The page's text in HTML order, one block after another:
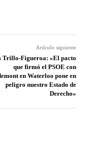
Artículo siguiente
Trillo-Figueroa: «El pacto
que firmó el PSOE con
en Waterloo pone en
peligro nuestro Estado de
Derecho»